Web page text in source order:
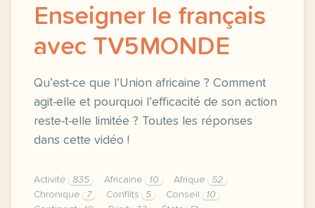
Enseigner le français
avec TV5MONDE
Qu’est-ce que l’Union africaine ? Comment
agit-elle et pourquoi l’efficacité de son action
reste-t-elle limitée ? Toutes les réponses
dans cette vidéo !
Activité 835 Africaine 10 Afrique
52
Chronique
7 Conflits 5 Conseil
10